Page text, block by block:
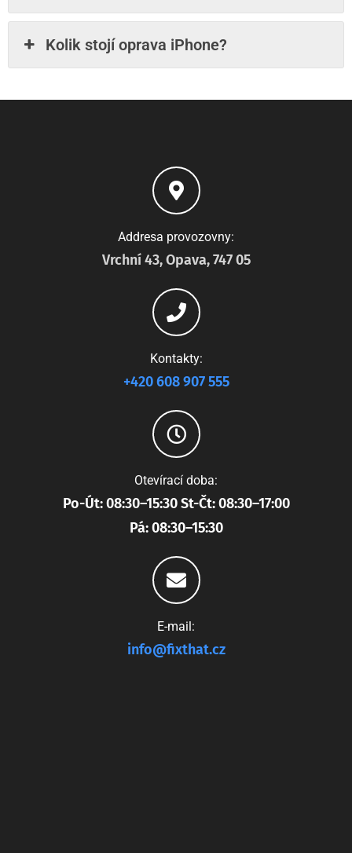
Kolik stojí oprava iPhone?
Addresa provozovny:
Vrchní 43, Opava, 747 05
Kontakty:
+420 608 907 555
Otevírací doba:
Po-Út: 08:30–15:30 St-Čt: 08:30–17:00
Pá: 08:30–15:30
E-mail:
info@fixthat.cz